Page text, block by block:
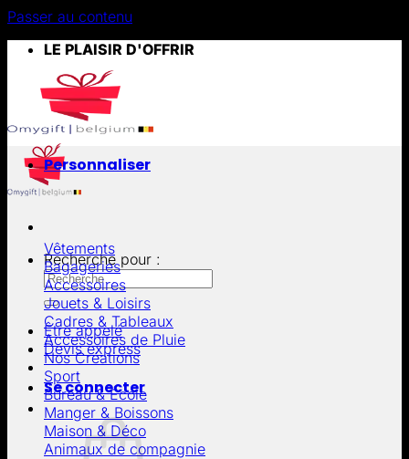
Passer au contenu
LE PLAISIR D'OFFRIR
Recherche pour :
Être appelé
Devis express
Se connecter
Personnaliser
Vêtements
Bagageries
Accessoires
Jouets & Loisirs
Cadres & Tableaux
Accessoires de Pluie
Nos Créations
Sport
Bureau & École
Manger & Boissons
Maison & Déco
Animaux de compagnie